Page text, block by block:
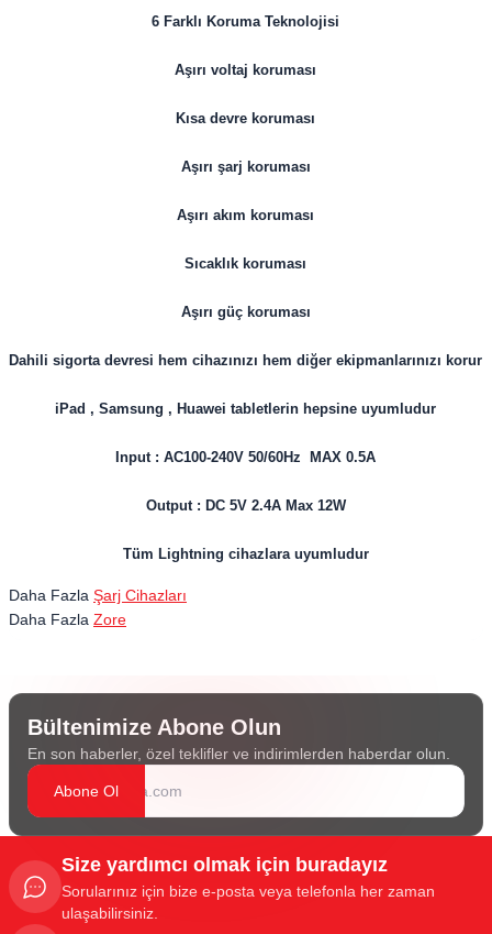
6 Farklı Koruma Teknolojisi
Aşırı voltaj koruması
Kısa devre koruması
Aşırı şarj koruması
Aşırı akım koruması
Sıcaklık koruması
Aşırı güç koruması
Dahili sigorta devresi hem cihazınızı hem diğer ekipmanlarınızı korur
iPad , Samsung , Huawei tabletlerin hepsine uyumludur
Input : AC100-240V 50/60Hz MAX 0.5A
Output : DC 5V 2.4A Max 12W
Tüm Lightning cihazlara uyumludur
Daha Fazla Şarj Cihazları
Daha Fazla Zore
Bültenimize Abone Olun
En son haberler, özel teklifler ve indirimlerden haberdar olun.
Abone Ol
Size yardımcı olmak için buradayız
Sorularınız için bize e-posta veya telefonla her zaman
ulaşabilirsiniz.